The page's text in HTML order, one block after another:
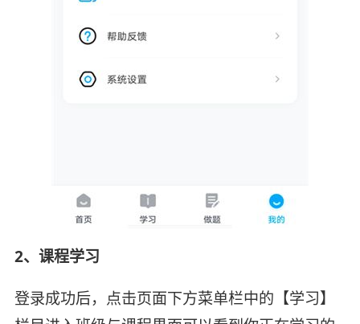
2、课程学习
登录成功后，点击页面下方菜单栏中的【学习】